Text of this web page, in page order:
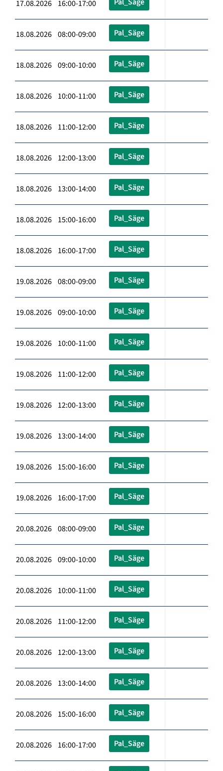
17.08.2026 16:00-17:00
18.08.2026 08:00-09:00 Pal_Säge
18.08.2026 09:00-10:00 Pal_Säge
18.08.2026 10:00-11:00 Pal_Säge
18.08.2026 11:00-12:00 Pal_Säge
18.08.2026 12:00-13:00 Pal_Säge
18.08.2026 13:00-14:00 Pal_Säge
18.08.2026 15:00-16:00 Pal_Säge
18.08.2026 16:00-17:00 Pal_Säge
19.08.2026 08:00-09:00 Pal_Säge
19.08.2026 09:00-10:00 Pal_Säge
19.08.2026 10:00-11:00 Pal_Säge
19.08.2026 11:00-12:00 Pal_Säge
19.08.2026 12:00-13:00 Pal_Säge
19.08.2026 13:00-14:00 Pal_Säge
19.08.2026 15:00-16:00 Pal_Säge
19.08.2026 16:00-17:00 Pal_Säge
20.08.2026 08:00-09:00 Pal_Säge
20.08.2026 09:00-10:00 Pal_Säge
20.08.2026 10:00-11:00 Pal_Säge
20.08.2026 11:00-12:00 Pal_Säge
20.08.2026 12:00-13:00 Pal_Säge
20.08.2026 13:00-14:00 Pal_Säge
20.08.2026 15:00-16:00 Pal_Säge
20.08.2026 16:00-17:00 Pal_Säge